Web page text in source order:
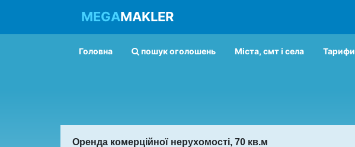
MEGAMAKLER
Головна пошук оголошень Міста, смт і села Тарифи
Оренда комерційної нерухомості, 70 кв.м